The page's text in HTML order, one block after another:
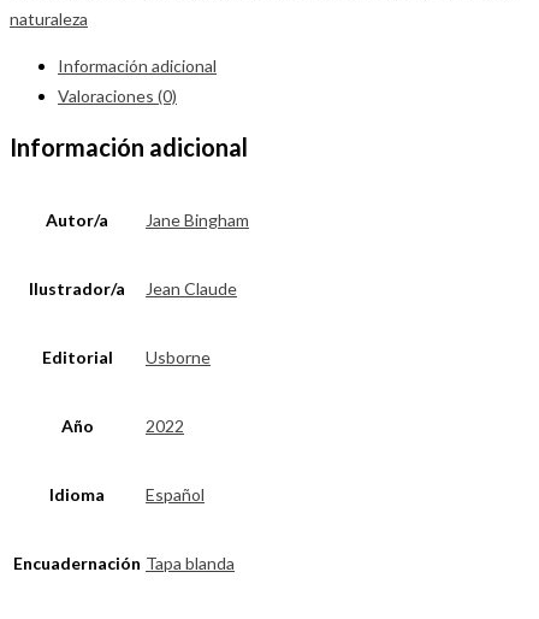
naturaleza
Información adicional
Valoraciones (0)
Información adicional
Autor/a Jane Bingham
Ilustrador/a Jean Claude
Editorial Usborne
Año 2022
Idioma Español
Encuadernación Tapa blanda